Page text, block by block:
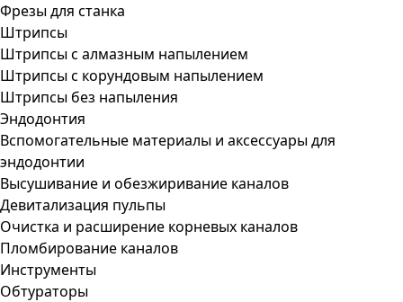
Фрезы для станка
Штрипсы
Штрипсы c алмазным напылением
Штрипсы c корундовым напылением
Штрипсы без напыления
Эндодонтия
Вспомогательные материалы и аксессуары для
эндодонтии
Высушивание и обезжиривание каналов
Девитализация пульпы
Очистка и расширение корневых каналов
Пломбирование каналов
Инструменты
Обтураторы